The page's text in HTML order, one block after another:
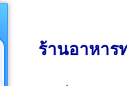
ร้านอาหาร